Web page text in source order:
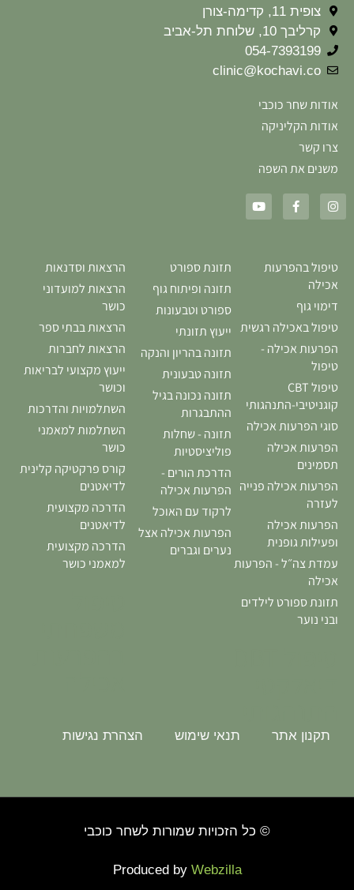
צופית 11, קדימה-צורן
קרליבך 10, שלוחת תל-אביב
054-7393199
clinic@kochavi.co
אודות שחר כוכבי
אודות הקליניקה
צרו קשר
משנים את השפה
טיפול בהפרעות
אכילה
דימוי גוף
טיפול באכילה רגשית
הפרעות אכילה -
טיפול
טיפול CBT
קוגניטיבי-התנהגותי
סוגי הפרעות אכילה
הפרעות אכילה
תסמינים
הפרעות אכילה פנייה
לעזרה
הפרעות אכילה
ופעילות גופנית
עמדת צה״ל - הפרעות
אכילה
תזונת ספורט לילדים
ובני נוער
תזונת ספורט
תזונה ופיתוח גוף
ספורט וטבעונות
ייעוץ תזונתי
תזונה בהריון והנקה
תזונה טבעונית
תזונה נכונה בגיל
ההתבגרות
תזונה - שחלות
פוליציסטיות
הדרכת הורים -
הפרעות אכילה
לרקוד עם האוכל
הפרעות אכילה אצל
נערים וגברים
הרצאות וסדנאות
הרצאות למועדוני
כושר
הרצאות בבתי ספר
הרצאות לחברות
ייעוץ מקצועי לבריאות
וכושר
השתלמויות והדרכות
השתלמות למאמני
כושר
קורס פרקטיקה קלינית
לדיאטנים
הדרכה מקצועית
לדיאטנים
הדרכה מקצועית
למאמני כושר
תקנון אתר תנאי שימוש הצהרת נגישות
© כל הזכויות שמורות לשחר כוכבי
Produced by Webzilla